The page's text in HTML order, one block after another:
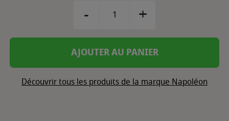
- +
AJOUTER AU PANIER
Découvrir tous les produits de la marque Napoléon